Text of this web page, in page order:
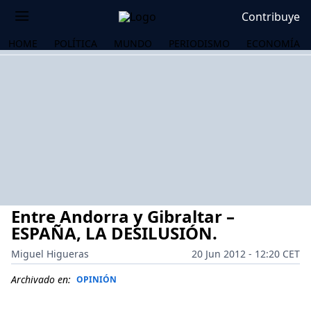
Contribuye
HOME POLÍTICA MUNDO PERIODISMO ECONOMÍA
Entre Andorra y Gibraltar –
ESPAÑA, LA DESILUSIÓN.
Miguel Higueras
20 Jun 2012 - 12:20 CET
Archivado en: OPINIÓN